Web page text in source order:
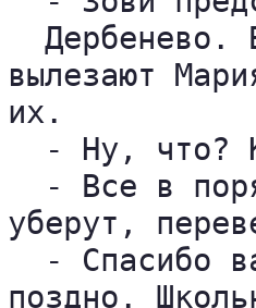
Дербенево.
вылезают
их.
- Ну, что?
- Все в
уберут,
- Спасибо
поздно.